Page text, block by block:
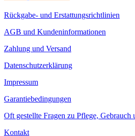
Rückgabe- und Erstattungsrichtlinien
AGB und Kundeninformationen
Zahlung und Versand
Datenschutzerklärung
Impressum
Garantiebedingungen
Oft gestellte Fragen zu Pflege,
Kontakt